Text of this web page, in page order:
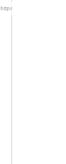
https://wa.me/